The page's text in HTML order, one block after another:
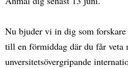
Nu bjuder vi in dig som forskare
till en förmiddag där du får veta
unversitetsövergripande